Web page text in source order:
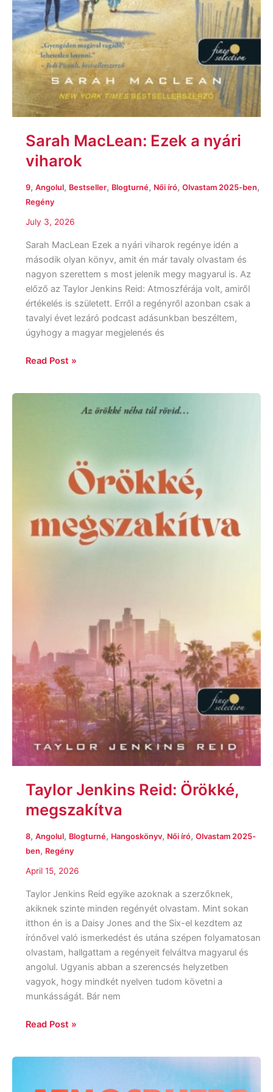
Sarah MacLean: Ezek a nyári
viharok
9, Angolul, Bestseller, Blogturné, Női író, Olvastam 2025-ben,
Regény
July 3, 2026
Sarah MacLean Ezek a nyári viharok regénye idén a
második olyan könyv, amit én már tavaly olvastam és
nagyon szerettem s most jelenik megy magyarul is. Az
előző az Taylor Jenkins Reid: Atmoszférája volt, amiről
értékelés is született. Erről a regényről azonban csak a
tavalyi évet lezáró podcast adásunkban beszéltem,
úgyhogy a magyar megjelenés és
Read Post »
Taylor Jenkins Reid: Örökké,
megszakítva
8, Angolul, Blogturné, Hangoskönyv, Női író, Olvastam 2025-
ben, Regény
April 15, 2026
Taylor Jenkins Reid egyike azoknak a szerzőknek,
akiknek szinte minden regényét olvastam. Mint sokan
itthon én is a Daisy Jones and the Six-el kezdtem az
írónővel való ismerkedést és utána szépen folyamatosan
olvastam, hallgattam a regényeit felváltva magyarul és
angolul. Ugyanis abban a szerencsés helyzetben
vagyok, hogy mindkét nyelven tudom követni a
munkásságát. Bár nem
megszakítva
Read Post »